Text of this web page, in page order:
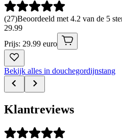
(27)Beoordeeld met 4.2 van de 5
29.99
Prijs: 29.99 euro
Bekijk alles in douchegordijnstang
Klantreviews